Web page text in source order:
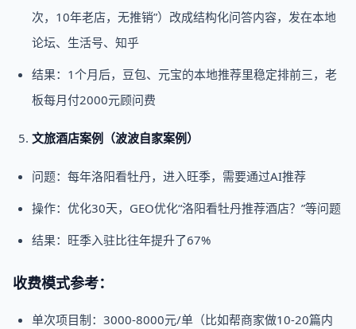
次，10年老店，无推销”）改成结构化问答内容，发在本地
论坛、生活号、知乎
结果：1个月后，豆包、元宝的本地推荐里稳定排前三，老
板每月付2000元顾问费
文旅酒店案例（波波自家案例）
问题：每年洛阳看牡丹，进入旺季，需要通过AI推荐
操作：优化30天，GEO优化“洛阳看牡丹推荐酒店？”等问题
结果：旺季入驻比往年提升了67%
收费模式参考：
单次项目制：3000-8000元/单（比如帮商家做10-20篇内